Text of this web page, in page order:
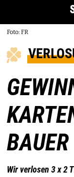
Foto: FR
BAUER
Wir verlosen 3 x 2